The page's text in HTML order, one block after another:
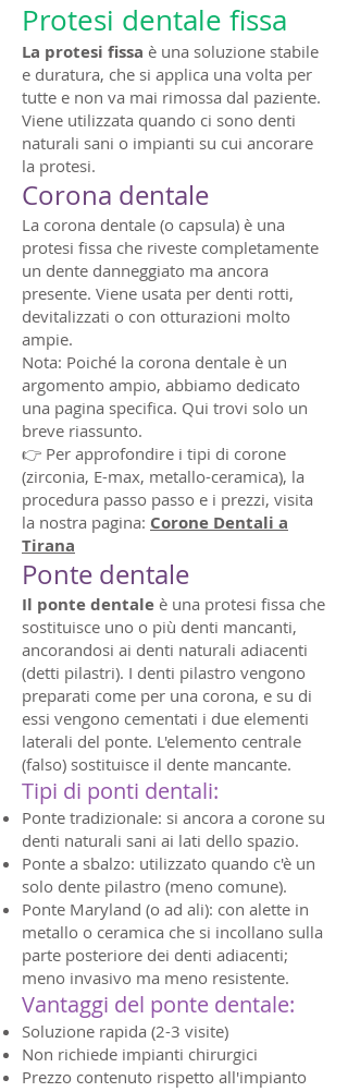
Protesi dentale fissa
La protesi fissa è una soluzione stabile
e duratura, che si applica una volta per
tutte e non va mai rimossa dal paziente.
Viene utilizzata quando ci sono denti
naturali sani o impianti su cui ancorare
la protesi.
Corona dentale
La corona dentale (o capsula) è una
protesi fissa che riveste completamente
un dente danneggiato ma ancora
presente. Viene usata per denti rotti,
devitalizzati o con otturazioni molto
ampie.
Nota: Poiché la corona dentale è un
argomento ampio, abbiamo dedicato
una pagina specifica. Qui trovi solo un
breve riassunto.
👉 Per approfondire i tipi di corone
(zirconia, E-max, metallo-ceramica), la
procedura passo passo e i prezzi, visita
la nostra pagina: Corone Dentali a
Tirana
Ponte dentale
Il ponte dentale è una protesi fissa che
sostituisce uno o più denti mancanti,
ancorandosi ai denti naturali adiacenti
(detti pilastri). I denti pilastro vengono
preparati come per una corona, e su di
essi vengono cementati i due elementi
laterali del ponte. L'elemento centrale
(falso) sostituisce il dente mancante.
Tipi di ponti dentali:
Ponte tradizionale: si ancora a corone su
denti naturali sani ai lati dello spazio.
Ponte a sbalzo: utilizzato quando c'è un
solo dente pilastro (meno comune).
Ponte Maryland (o ad ali): con alette in
metallo o ceramica che si incollano sulla
parte posteriore dei denti adiacenti;
meno invasivo ma meno resistente.
Vantaggi del ponte dentale:
Soluzione rapida (2-3 visite)
Non richiede impianti chirurgici
Prezzo contenuto rispetto all'impianto